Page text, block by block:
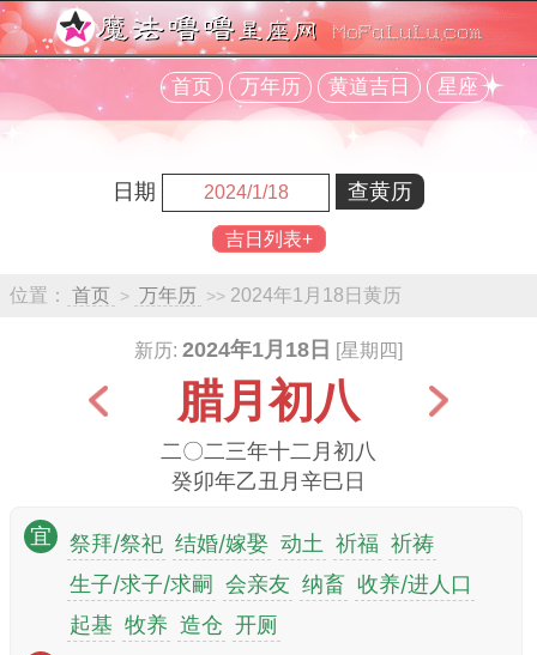
首页 万年历 黄道吉日 星座
日期
吉日列表+
位置： 首页 > 万年历 >> 2024年1月18日黄历
新历: 2024年1月18日 [星期四]
腊月初八
二〇二三年十二月初八
癸卯年乙丑月辛巳日
宜 祭拜/祭祀 结婚/嫁娶 动土 祈福 祈祷
生子/求子/求嗣 会亲友 纳畜 收养/进人口
起基 牧养 造仓 开厕